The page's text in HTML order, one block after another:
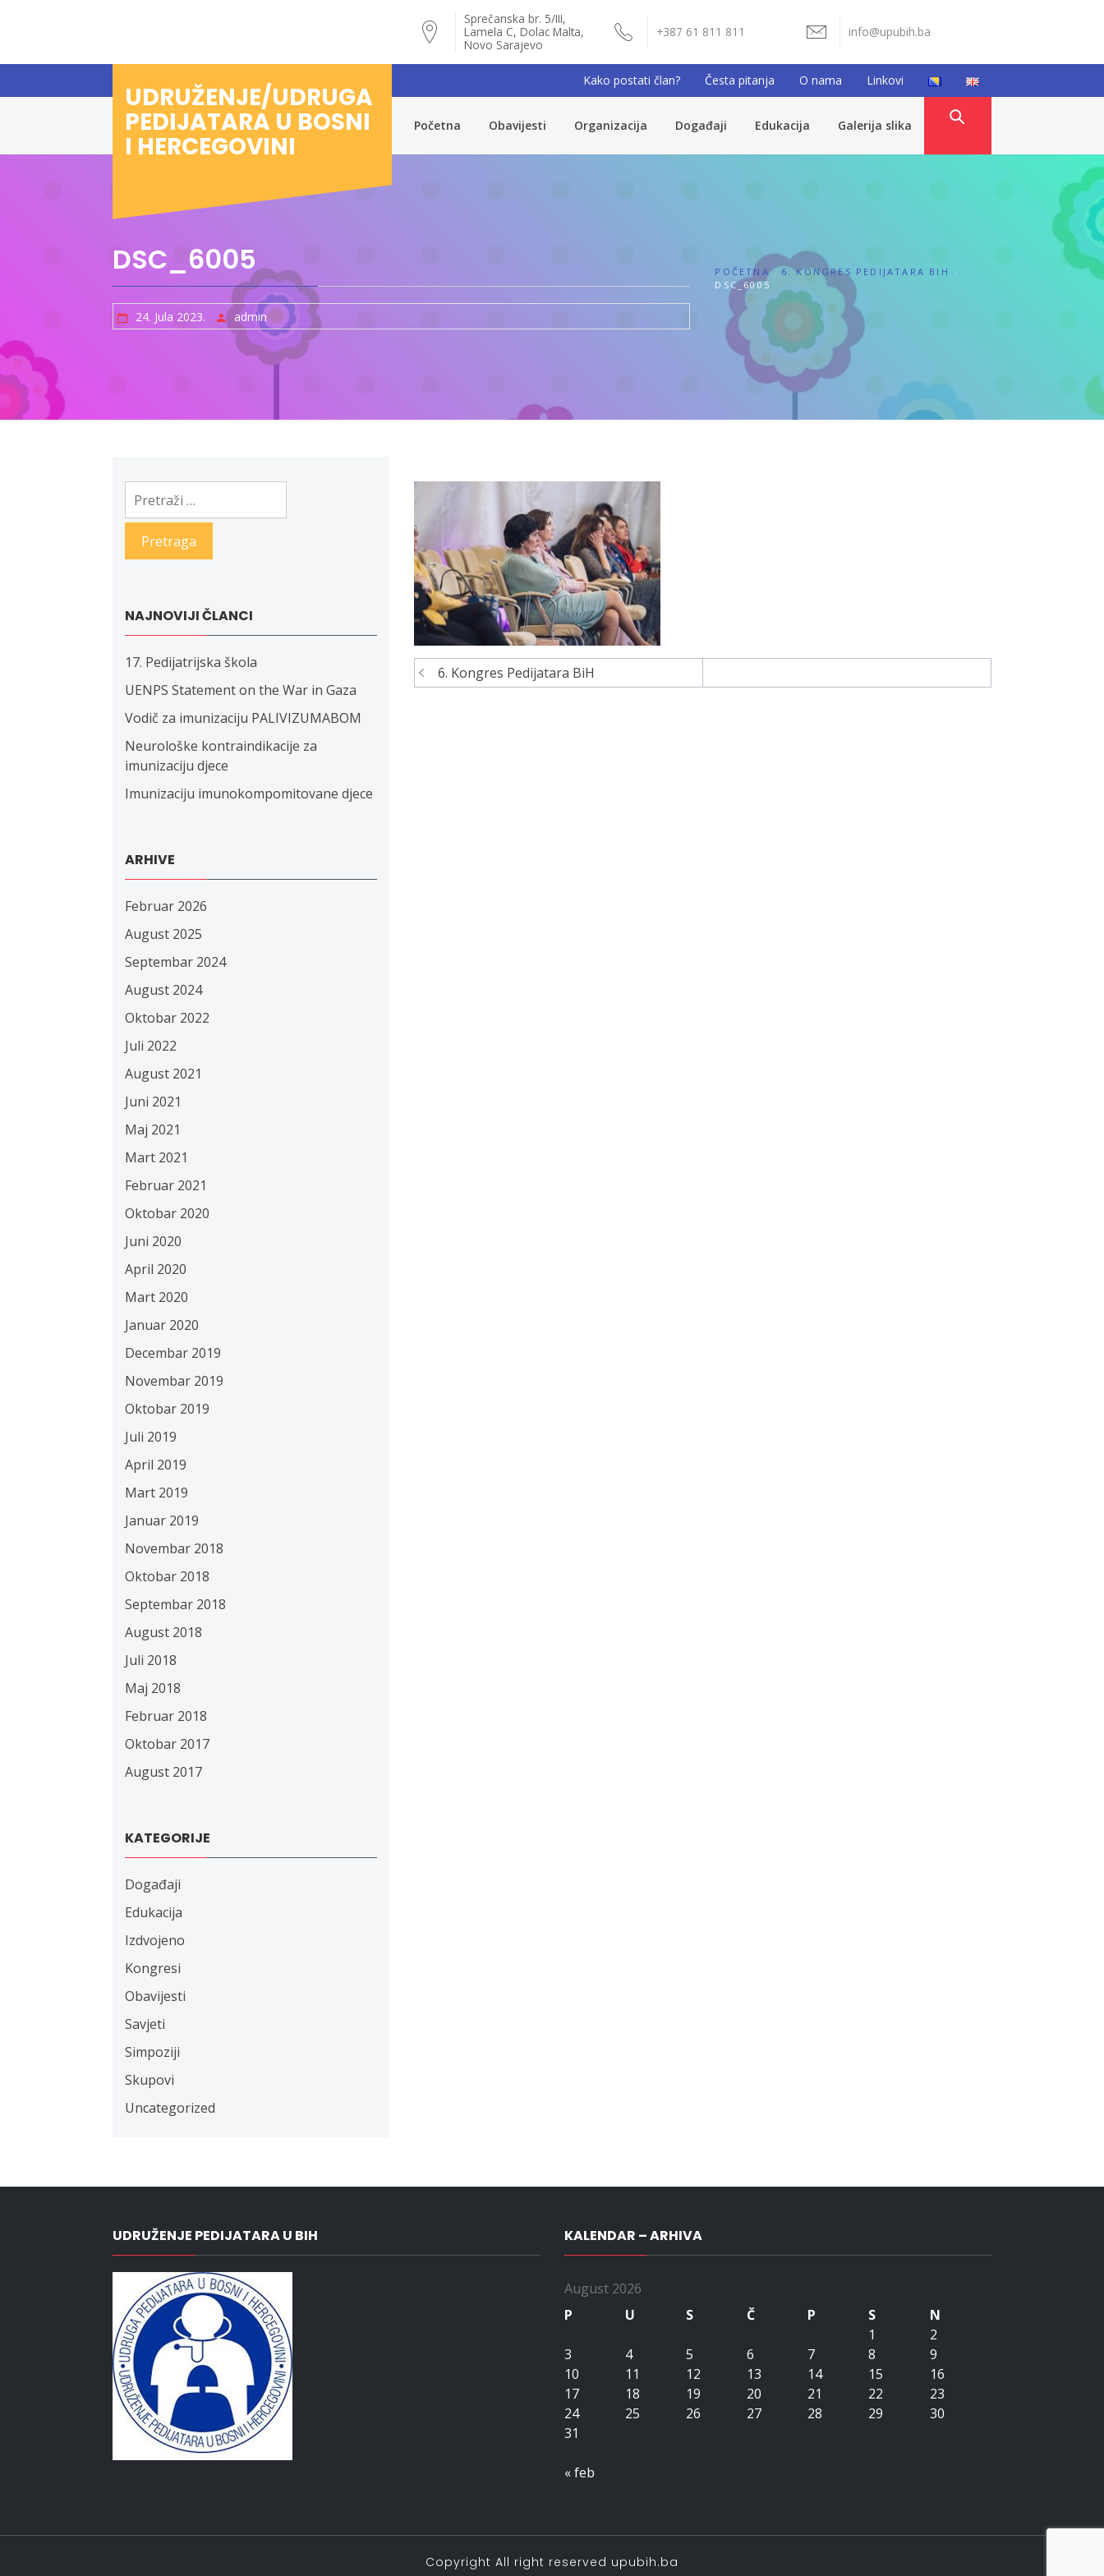
Sprečanska br. 5/III,
Lamela C, Dolac Malta,
Novo Sarajevo
+387 61 811 811 info@upubih.ba
Kako postati član? Česta pitanja O nama Linkovi
UDRUŽENJE/UDRUGA
PEDIJATARA U BOSNI
I HERCEGOVINI
Početna Obavijesti Organizacija Događaji Edukacija Galerija slika
DSC_6005
24. Jula 2023. admin
POČETNA
6. KONGRES PEDIJATARA BIH
DSC_6005
Navigacija
6. Kongres Pedijatara BiH
Pretraga:
NAJNOVIJI ČLANCI
17. Pedijatrijska škola
UENPS Statement on the War in Gaza
Vodič za imunizaciju PALIVIZUMABOM
Neurološke kontraindikacije za
imunizaciju djece
Imunizaciju imunokompomitovane djece
ARHIVE
Februar 2026
August 2025
Septembar 2024
August 2024
Oktobar 2022
Juli 2022
August 2021
Juni 2021
Maj 2021
Mart 2021
Februar 2021
Oktobar 2020
Juni 2020
April 2020
Mart 2020
Januar 2020
Decembar 2019
Novembar 2019
Oktobar 2019
Juli 2019
April 2019
Mart 2019
Januar 2019
Novembar 2018
Oktobar 2018
Septembar 2018
August 2018
Juli 2018
Maj 2018
Februar 2018
Oktobar 2017
August 2017
KATEGORIJE
Događaji
Edukacija
Izdvojeno
Kongresi
Obavijesti
Savjeti
Simpoziji
Skupovi
Uncategorized
UDRUŽENJE PEDIJATARA U BIH KALENDAR – ARHIVA
August 2026
P
U S Č P S
N
1
2
3
4 5 6 7 8
9
10
11 12 13 14 15
16
17
18 19 20 21 22
23
24
25 26 27 28 29
30
31
« feb
Copyright All right reserved upubih.ba